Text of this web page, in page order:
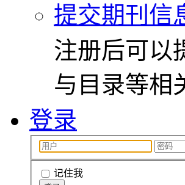
提交期刊信
注册后可以
与目录等相
登录
记住我